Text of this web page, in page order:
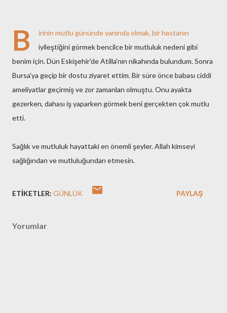
B
irinin mutlu gününde yanında olmak, bir hastanın
iyileştiğini görmek bencilce bir mutluluk nedeni gibi
benim için. Dün Eskişehir'de Atilla'nın nikahında bulundum. Sonra
Bursa'ya geçip bir dostu ziyaret ettim. Bir süre önce babası ciddi
ameliyatlar geçirmiş ve zor zamanları olmuştu. Onu ayakta
gezerken, dahası iş yaparken görmek beni gerçekten çok mutlu
etti.
Sağlık ve mutluluk hayattaki en önemli şeyler. Allah kimseyi
sağlığından ve mutluluğundan etmesin.
ETIKETLER: GÜNLÜK PAYLAŞ
Yorumlar